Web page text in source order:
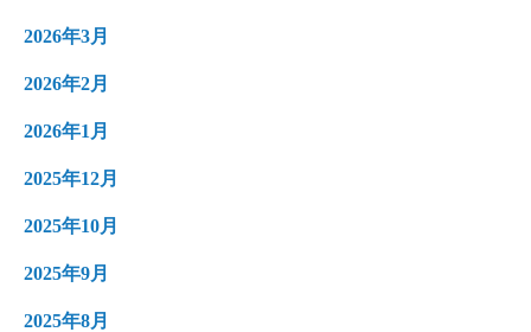
2026年3月
2026年2月
2026年1月
2025年12月
2025年10月
2025年9月
2025年8月